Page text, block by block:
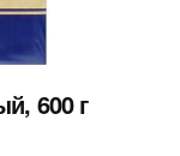
600 г